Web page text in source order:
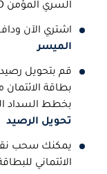
السري المؤمن 3D
اشتري الآن
الميسر
قم بتحويل
بطاقة
بخطط السداد
تحويل الرصيد
الائتماني